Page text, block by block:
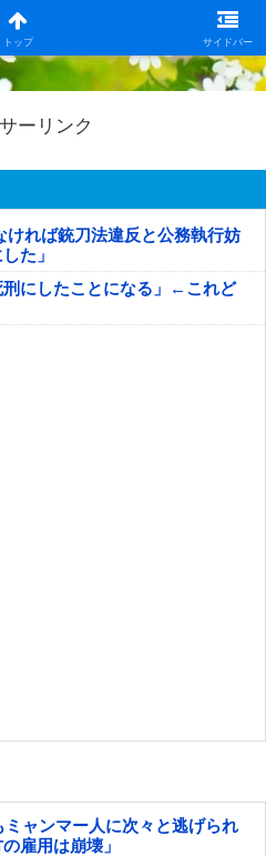
トップ サイドバー
ーリンク
ければ銃刀法違反と公務執行妨
た」
にしたことになる」←これど
ミャンマー人に次々と逃げられ
雇用は崩壊」